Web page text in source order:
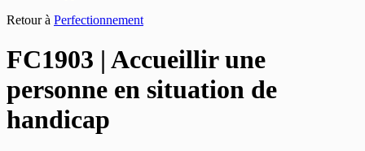
Retour à Perfectionnement
FC1903 | Accueillir une
personne en situation de
handicap